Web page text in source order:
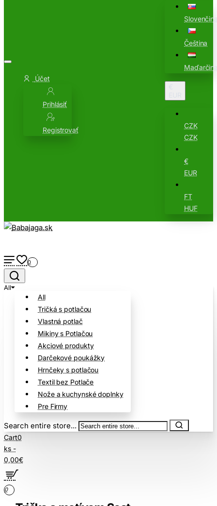
Účet
Prihlásiť
Registrovať
Čeština
CZK
CZK
€
EUR
FT
HUF
0
All
All
Tričká s potlačou
Vlastná potlač
Mikiny s Potlačou
Akciové produkty
Darčekové poukážky
Hrnčeky s potlačou
Textil bez Potlače
Nože a kuchynské doplnky
Pre Firmy
Search entire store...
Cart0
ks -
0,00€
0